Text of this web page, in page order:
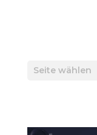
Seite wählen